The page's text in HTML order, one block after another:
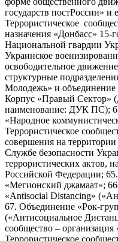
государств постРоссии» и
Террористическое
назначения «Донбасс» 15-
Национальной гвардии
Украинское
освободительное
структурные
Молодежь» и объединение
Корпус «Правый Сектор»
наименование: ДУК ПС);
«Народное
Террористическое
совершения на
Службе безопасности
террористических актов,
Российской Федерации;
«Мегионский джамаат»;
«Antisocial Distancing»
67. Объединение «Рок-
(«Антисоциальное
сообщество –